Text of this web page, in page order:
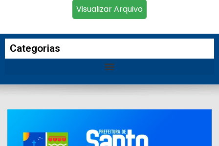
Visualizar Arquivo
Categorias